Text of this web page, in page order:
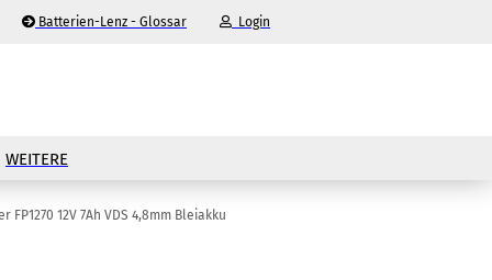
Batterien-Lenz - Glossar Login
WEITERE
FP1270 12V 7Ah VDS 4,8mm Bleiakku